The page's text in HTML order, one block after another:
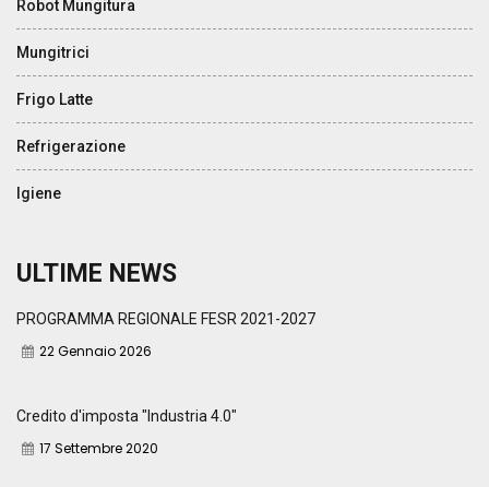
Robot Mungitura
Mungitrici
Frigo Latte
Refrigerazione
Igiene
ULTIME NEWS
PROGRAMMA REGIONALE FESR 2021-2027
22 Gennaio 2026
Credito d'imposta "Industria 4.0"
17 Settembre 2020